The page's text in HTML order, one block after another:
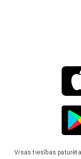
Visas tiesības